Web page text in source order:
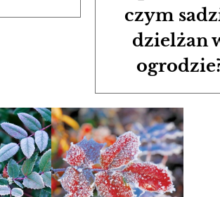
czym
dzielżan